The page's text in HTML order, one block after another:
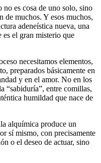
es cosa de uno solo, sino
de muchos. Y esos muchos,
adeneística nueva, una
es el gran misterio que
necesitamos elementos,
preparados básicamente en
y en el amor. No en los
“sabiduría”, entre comillas,
humildad que nace de
alquímica produce un
sí mismo, con precisamente
o el deseo de actuar, sino